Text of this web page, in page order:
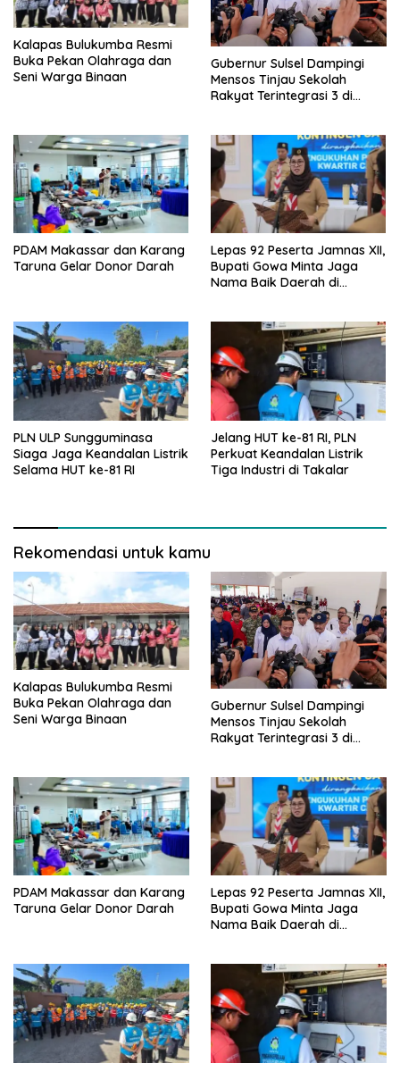
Kalapas Bulukumba Resmi
Buka Pekan Olahraga dan
Seni Warga Binaan
Gubernur Sulsel Dampingi
Mensos Tinjau Sekolah
Rakyat Terintegrasi 3 di
PDAM Makassar dan Karang
Taruna Gelar Donor Darah
Lepas 92 Peserta Jamnas XII,
Bupati Gowa Minta Jaga
Nama Baik Daerah di
PLN ULP Sungguminasa
Siaga Jaga Keandalan Listrik
Selama HUT ke-81 RI
Jelang HUT ke-81 RI, PLN
Perkuat Keandalan Listrik
Tiga Industri di Takalar
Rekomendasi untuk kamu
Kalapas Bulukumba Resmi
Buka Pekan Olahraga dan
Seni Warga Binaan
Gubernur Sulsel Dampingi
Mensos Tinjau Sekolah
Rakyat Terintegrasi 3 di
PDAM Makassar dan Karang
Taruna Gelar Donor Darah
Lepas 92 Peserta Jamnas XII,
Bupati Gowa Minta Jaga
Nama Baik Daerah di